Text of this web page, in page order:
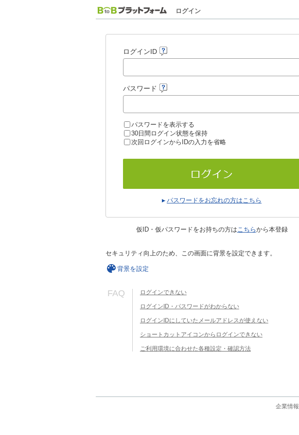
ログイン
ログインID
パスワード
パスワードを表示する
30日間ログイン状態を保持
次回ログインからIDの入力を省略
パスワードをお忘れの方はこちら
仮ID・仮パスワードをお持ちの方はこちらから本登録
セキュリティ向上のため、この画面に背景を設定できます。
背景を設定
FAQ ログインできない
ログインID・パスワードがわからない
ログインIDにしていたメールアドレスが使えない
ショートカットアイコンからログインできない
ご利用環境に合わせた各種設定・確認方法
企業情報